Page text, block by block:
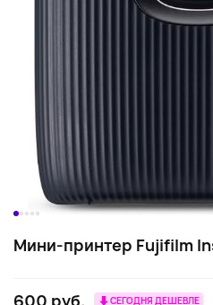
Мини-принтер Fujifilm
600 руб. СЕГОДНЯ ДЕШЕВЛЕ